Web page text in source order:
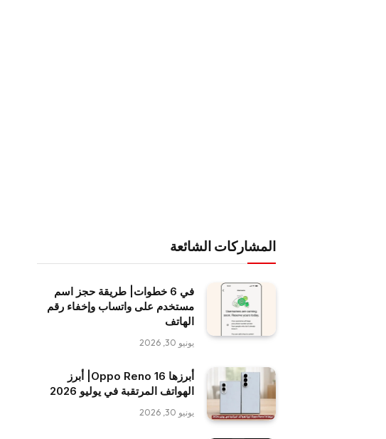
المشاركات الشائعة
في 6 خطوات| طريقة حجز اسم
مستخدم على واتساب وإخفاء رقم
الهاتف
يونيو 30, 2026
أبرزها Oppo Reno 16| أبرز
الهواتف المرتقبة في يوليو 2026
يونيو 30, 2026